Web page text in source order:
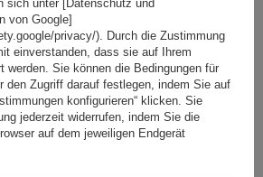
Aluminium-Dachträger
sich unter [Datenschutz und
von Google]
privacy/). Durch die Zustimmung
einverstanden, dass sie auf Ihrem
werden. Sie können die Bedingungen für
den Zugriff darauf festlegen, indem Sie auf
konfigurieren“ klicken. Sie
jederzeit widerrufen, indem Sie die
auf dem jeweiligen Endgerät